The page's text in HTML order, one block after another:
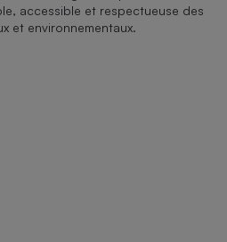
accessible et respectueuse des
et environnementaux.